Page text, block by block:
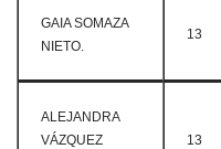
GAIA SOMAZA
NIETO.
13
ALEJANDRA
VÁZQUEZ
13